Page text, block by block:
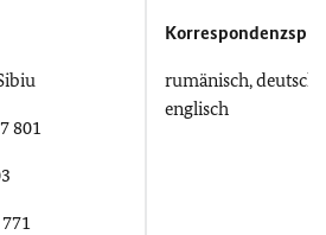
801
rumänisch, deutsch,
englisch